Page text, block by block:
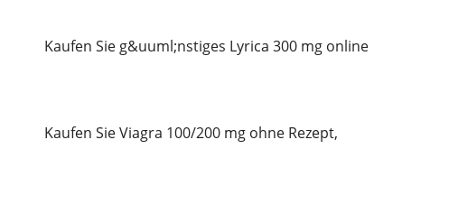
Kaufen Sie g&uuml;nstiges Lyrica 300 mg online
Kaufen Sie Viagra 100/200 mg ohne Rezept,